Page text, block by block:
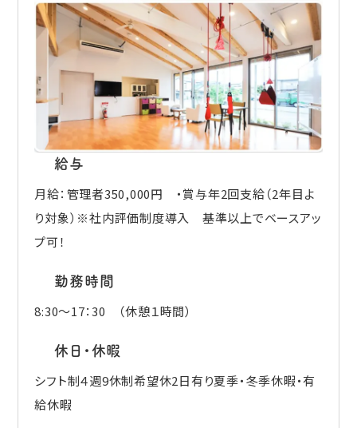
給与
月給：管理者350,000円 ・賞与年2回支給（2年目よ
り対象）※社内評価制度導入 基準以上でベースアッ
プ可！
勤務時間
8:30～17：30 （休憩１時間）
休日・休暇
シフト制４週9休制希望休2日有り夏季・冬季休暇・有
給休暇